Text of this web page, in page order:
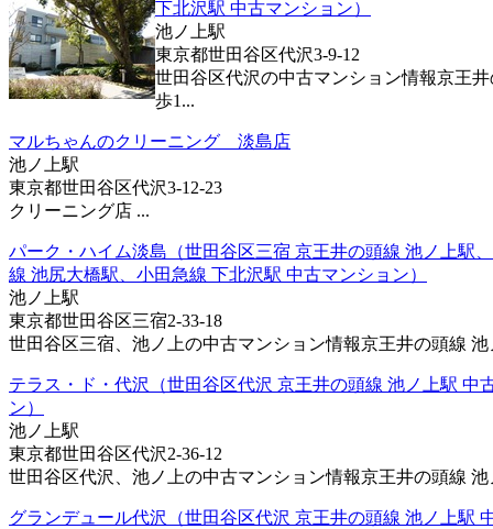
下北沢駅 中古マンション）
池ノ上駅
東京都世田谷区代沢3-9-12
世田谷区代沢の中古マンション情報京王
歩1...
マルちゃんのクリーニング 淡島店
池ノ上駅
東京都世田谷区代沢3-12-23
クリーニング店 ...
パーク・ハイム淡島（世田谷区三宿 京王井の頭線 池ノ上駅
線 池尻大橋駅、小田急線 下北沢駅 中古マンション）
池ノ上駅
東京都世田谷区三宿2-33-18
世田谷区三宿、池ノ上の中古マンション情報京王井の頭線 池
テラス・ド・代沢（世田谷区代沢 京王井の頭線 池ノ上駅 中
ン）
池ノ上駅
東京都世田谷区代沢2-36-12
世田谷区代沢、池ノ上の中古マンション情報京王井の頭線 池
グランデュール代沢（世田谷区代沢 京王井の頭線 池ノ上駅